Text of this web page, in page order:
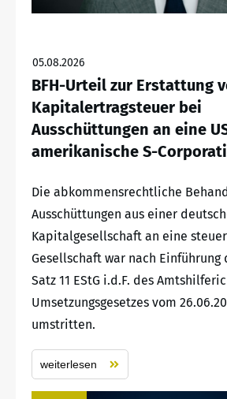
05.08.2026
BFH-Urteil zur Erstattung
Kapitalertragsteuer bei
Ausschüttungen an eine
amerikanische S-
Die abkommensrechtliche
Ausschüttungen aus einer
Kapitalgesellschaft an eine
Gesellschaft war nach Einführung
Satz 11 EStG i.d.F. des
Umsetzungsgesetzes vom
umstritten.
weiterlesen